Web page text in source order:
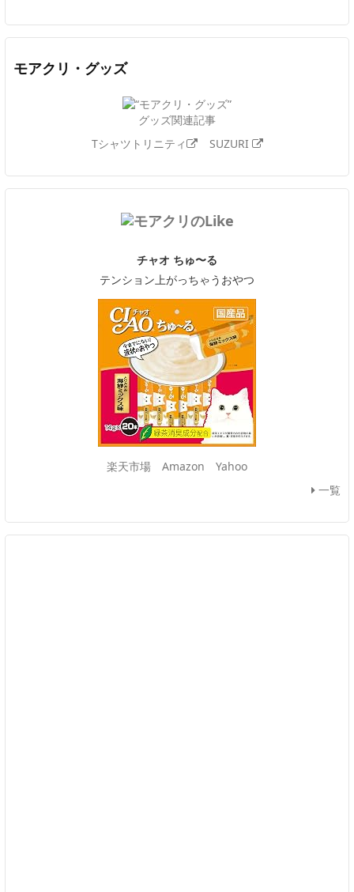
モアクリ・グッズ
グッズ関連記事
Tシャツトリニティ
SUZURI
チャオ ちゅ〜る
テンション上がっちゃうおやつ
楽天市場 Amazon
Yahoo
一覧